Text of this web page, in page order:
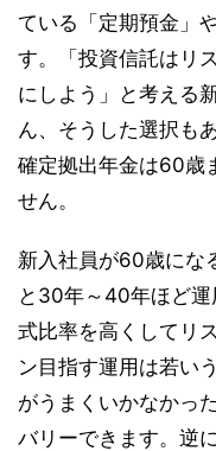
ている「定期預金」
す。「投資信託はリ
にしよう」と考える
ん、そうした選択も
確定拠出年金は60歳
せん。
新入社員が60歳にな
と30年～40年ほど
式比率を高くしてリ
ン目指す運用は若い
がうまくいかなかっ
バリーできます。逆